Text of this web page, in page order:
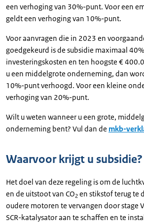
een verhoging van 30%-punt. Voor een
geldt een verhoging van 10%-punt.
Voor aanvragen die in 2023 en
goedgekeurd is de subsidie maximaal
investeringskosten en ten hoogste €
u een middelgrote onderneming, dan
10%-punt verhoogd. Voor een kleine
verhoging van 20%-punt.
Wilt u weten wanneer u een grote,
onderneming bent? Vul dan de mkb-
Waarvoor krijgt u subsidie?
Het doel van deze regeling is om de
en de uitstoot van CO2 en stikstof terug te
oudere motoren te vervangen door stage
SCR-katalysator aan te schaffen en te